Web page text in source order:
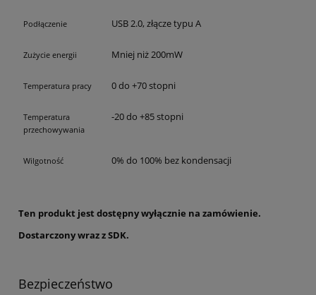
Podłączenie USB 2.0, złącze typu A
Zużycie energii Mniej niż 200mW
Temperatura pracy 0 do +70 stopni
Temperatura
przechowywania
-20 do +85 stopni
Wilgotność 0% do 100% bez kondensacji
Ten produkt jest dostępny wyłącznie na zamówienie.
Dostarczony wraz z SDK.
Bezpieczeństwo